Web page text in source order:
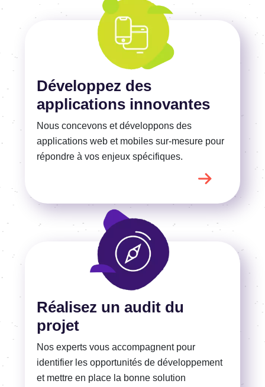
Développez des
applications innovantes
Nous concevons et développons des
applications web et mobiles sur-mesure pour
répondre à vos enjeux spécifiques.
En savoir plus
Réalisez un audit du
projet
Nos experts vous accompagnent pour
identifier les opportunités de développement
et mettre en place la bonne solution
En savoir plus